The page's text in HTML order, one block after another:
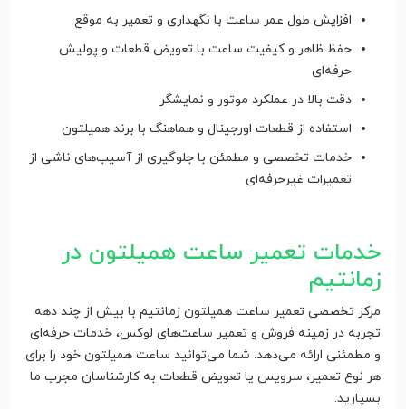
افزایش طول عمر ساعت با نگهداری و تعمیر به موقع
حفظ ظاهر و کیفیت ساعت با تعویض قطعات و پولیش
حرفه‌ای
دقت بالا در عملکرد موتور و نمایشگر
استفاده از قطعات اورجینال و هماهنگ با برند همیلتون
خدمات تخصصی و مطمئن با جلوگیری از آسیب‌های ناشی از
تعمیرات غیرحرفه‌ای
خدمات تعمیر ساعت همیلتون در
زمانتیم
مرکز تخصصی تعمیر ساعت همیلتون زمانتیم با بیش از چند دهه
تجربه در زمینه فروش و تعمیر ساعت‌های لوکس، خدمات حرفه‌ای
و مطمئنی ارائه می‌دهد. شما می‌توانید ساعت همیلتون خود را برای
هر نوع تعمیر، سرویس یا تعویض قطعات به کارشناسان مجرب ما
بسپارید.